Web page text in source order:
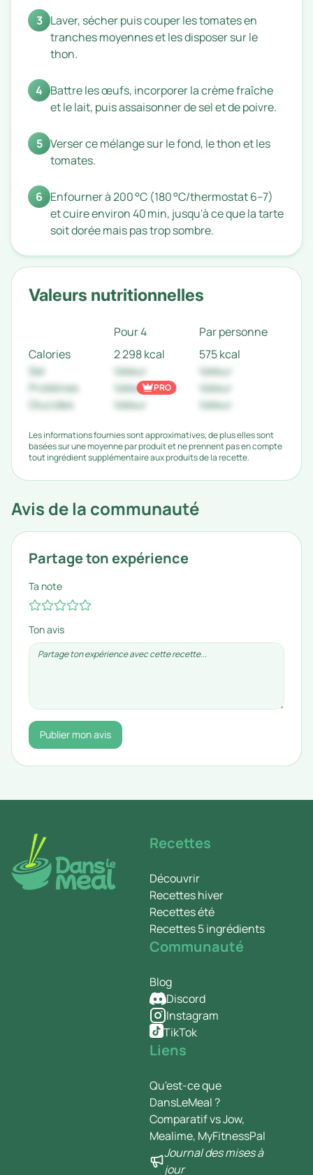
3 Laver, sécher puis couper les tomates en
tranches moyennes et les disposer sur le
thon.
4 Battre les œufs, incorporer la crème fraîche
et le lait, puis assaisonner de sel et de poivre.
5 Verser ce mélange sur le fond, le thon et les
tomates.
6 Enfourner à 200 °C (180 °C/thermostat 6–7)
et cuire environ 40 min, jusqu'à ce que la tarte
soit dorée mais pas trop sombre.
Valeurs nutritionnelles
Pour 4
Par personne
Calories
2 298 kcal
575 kcal
Sel
Valeur
Valeur
Protéines
Valeur
Valeur
Glucides
Valeur Valeur
PRO
Les informations fournies sont approximatives, de plus elles sont
basées sur une moyenne par produit et ne prennent pas en compte
tout ingrédient supplémentaire aux produits de la recette.
Avis de la communauté
Partage ton expérience
Ta note
Ton avis
Publier mon avis
Recettes
Découvrir
Recettes hiver
Recettes été
Recettes 5 ingrédients
Communauté
Blog
Discord
Instagram
TikTok
Liens
Qu'est-ce que
DansLeMeal ?
Comparatif vs Jow,
Mealime, MyFitnessPal
Journal des mises à
jour